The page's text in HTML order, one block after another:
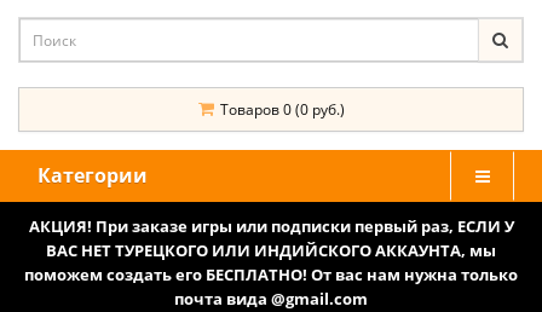
Товаров 0 (0 руб.)
Категории
АКЦИЯ! При заказе игры или подписки первый раз, ЕСЛИ У
ВАС НЕТ ТУРЕЦКОГО ИЛИ ИНДИЙСКОГО АККАУНТА, мы
поможем создать его БЕСПЛАТНО! От вас нам нужна только
почта вида @gmail.com